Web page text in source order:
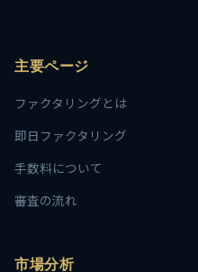
主要ページ
ファクタリングとは
即日ファクタリング
手数料について
審査の流れ
市場分析